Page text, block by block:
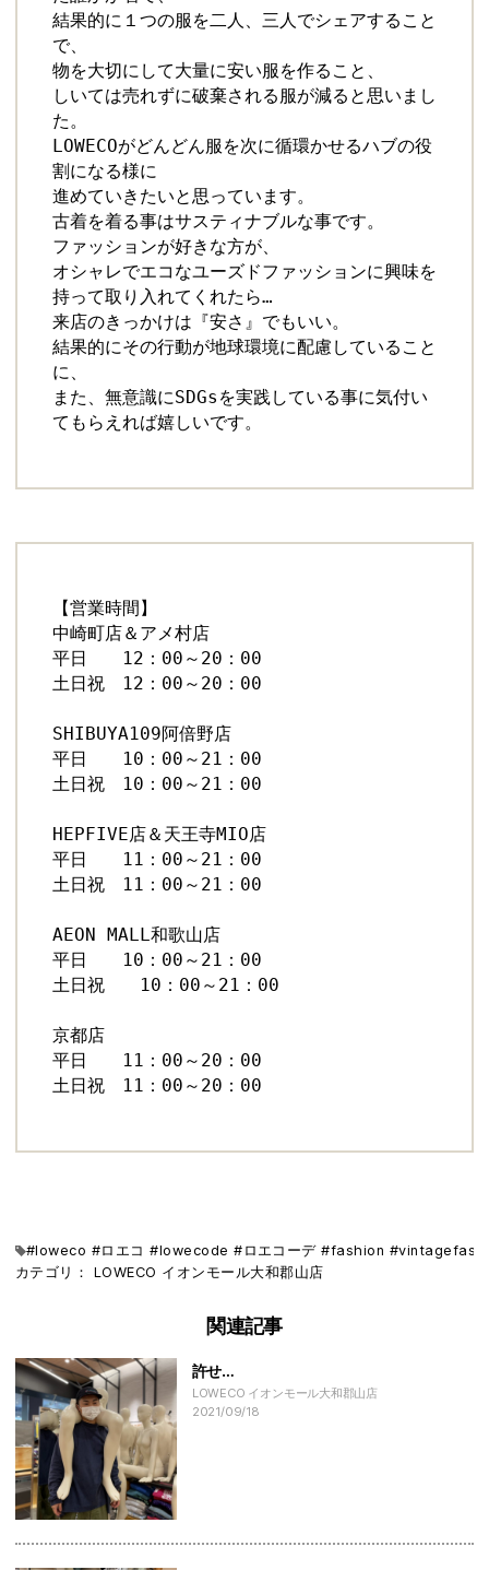
結果的に１つの服を二人、三人でシェアすること
で、
物を大切にして大量に安い服を作ること、
しいては売れずに破棄される服が減ると思いまし
た。
LOWECOがどんどん服を次に循環かせるハブの役
割になる様に
進めていきたいと思っています。
古着を着る事はサスティナブルな事です。
ファッションが好きな方が、
オシャレでエコなユーズドファッションに興味を
持って取り入れてくれたら…
来店のきっかけは『安さ』でもいい。
結果的にその行動が地球環境に配慮していること
に、
また、無意識にSDGsを実践している事に気付い
てもらえれば嬉しいです。
【営業時間】
中崎町店＆アメ村店
平日　　12：00～20：00
土日祝　12：00～20：00
SHIBUYA109阿倍野店
平日　　10：00～21：00
土日祝　10：00～21：00
HEPFIVE店＆天王寺MIO店
平日　　11：00～21：00
土日祝　11：00～21：00
AEON MALL和歌山店
平日　　10：00～21：00
土日祝　　10：00～21：00
京都店
平日　　11：00～20：00
土日祝　11：00～20：00
#loweco #ロエコ #lowecode #ロエコーデ #fashion
カテゴリ： LOWECO イオンモール大和郡山店
関連記事
許せ…
LOWECO イオンモール大和郡山店
2021/09/18